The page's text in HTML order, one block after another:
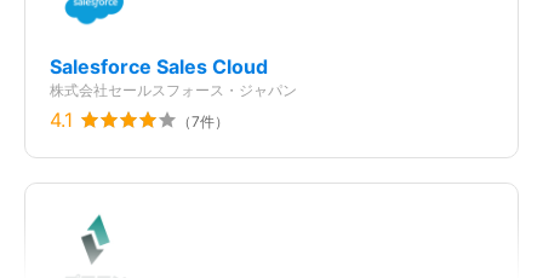
Salesforce Sales Cloud
株式会社セールスフォース・ジャパン
4.1 （7件）